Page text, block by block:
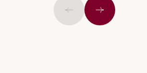
上一页 下一个